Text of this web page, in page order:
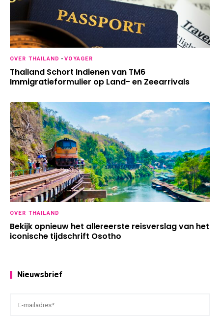
OVER THAILAND -VOYAGER
Thailand Schort Indienen van TM6
Immigratieformulier op Land- en Zeearrivals
OVER THAILAND
Bekijk opnieuw het allereerste reisverslag van het
iconische tijdschrift Osotho
Nieuwsbrief